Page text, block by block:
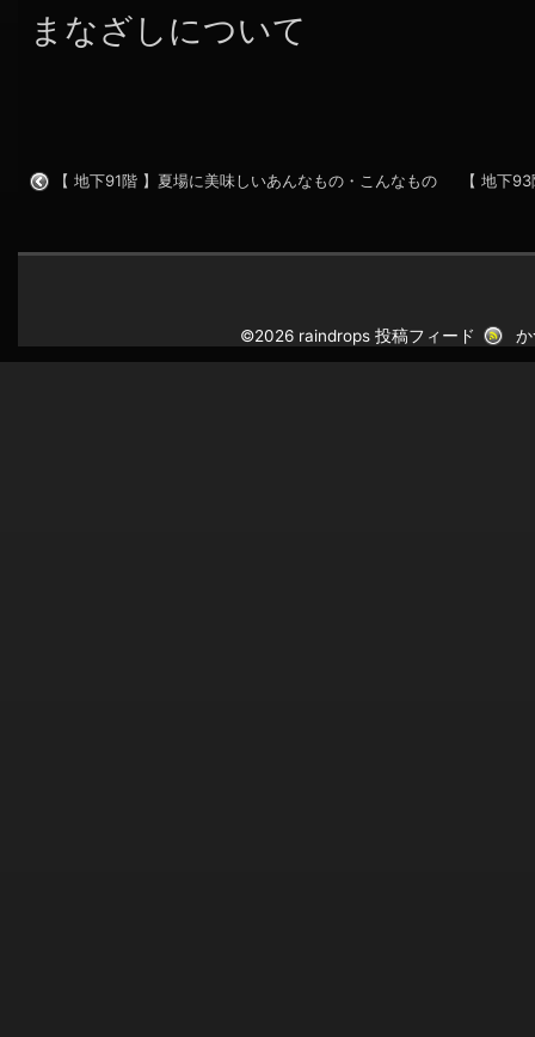
まなざしについて
【 地下91階 】夏場に美味しいあんなもの・こんなもの 【 地下
©2026 raindrops投稿フィード